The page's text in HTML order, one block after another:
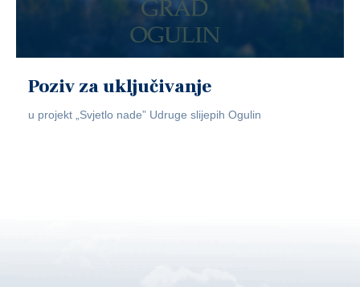
Poziv za uključivanje
u projekt „Svjetlo nade” Udruge slijepih Ogulin